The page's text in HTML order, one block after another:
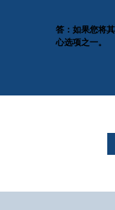
答：如果您将
心选项之一。